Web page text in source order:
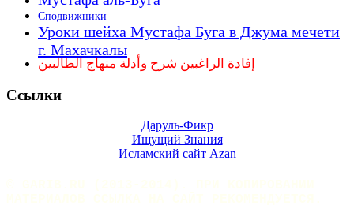
Сподвижники
Уроки шейха Мустафа Буга в Джума мечети
г. Махачкалы
إفادة الراغبين شرح وأدلة منهاج الطالبين
Ссылки
Даруль-Фикр
Ищущий Знания
Исламский сайт Azan